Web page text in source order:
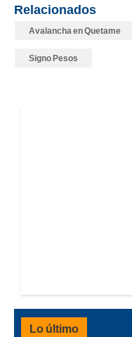
Relacionados
Avalancha en Quetame
Signo Pesos
Lo último